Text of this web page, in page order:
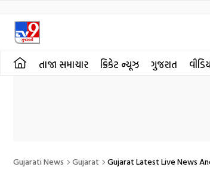
તાજા સમાચાર ક્રિકેટ ન્યૂઝ ગુજરાત
Gujarati News Gujarat Gujarat Latest Live News